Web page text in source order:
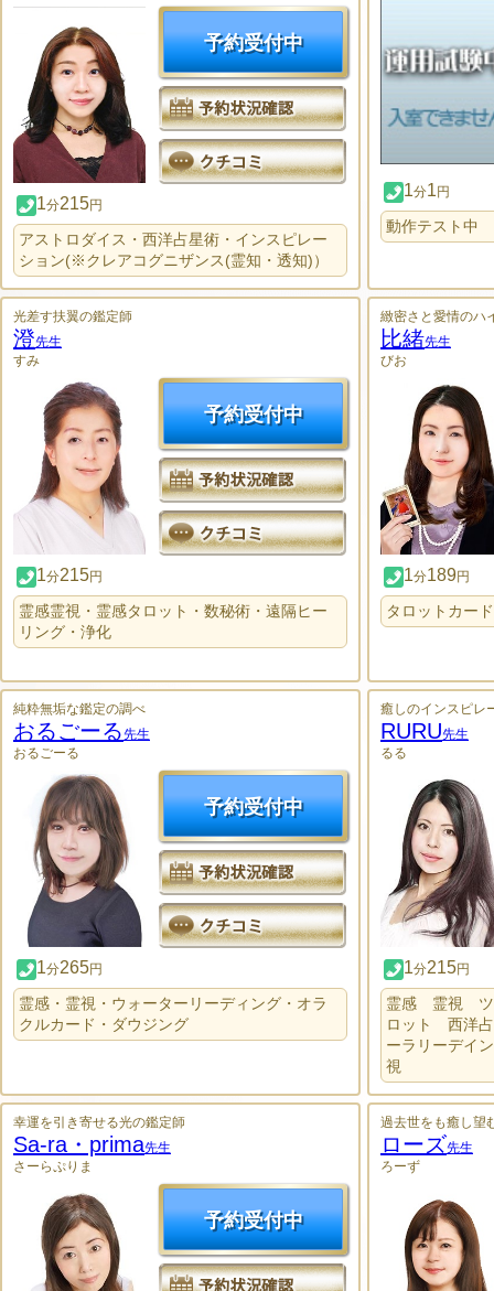
予約受付中
1分215円
アストロダイス・西洋占星術・インスピレー
ション(※クレアコグニザンス(霊知・透知)）
1分1 円
動作テスト中
光差す扶翼の鑑定師
澄先生
すみ
予約受付中
1分215円
霊感霊視・霊感タロット・数秘術・遠隔ヒー
リング・浄化
緻密さと愛情のハ
比緒先生
びお
1分189円
タロットカー
純粋無垢な鑑定の調べ
おるごーる先生
おるごーる
予約受付中
1分265円
霊感・霊視・ウォーターリーディング・オラ
クルカード・ダウジング
癒しのインスピレ
RURU先生
るる
1分215円
霊感 霊視 ツ
ロット 西洋
ーラリーデイ
視
幸運を引き寄せる光の鑑定師
Sa-ra・prima先生
さーらぷりま
予約受付中
過去世をも癒し望
ローズ先生
ろーず